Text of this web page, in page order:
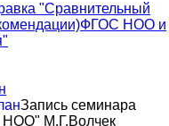
"Сравнительный
НОО и
Запись семинара
М.Г.Волчек